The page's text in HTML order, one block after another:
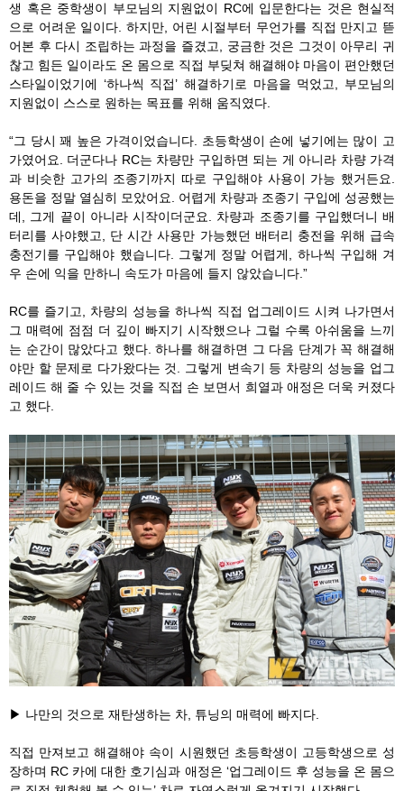
생 혹은 중학생이 부모님의 지원없이 RC에 입문한다는 것은 현실적
으로 어려운 일이다. 하지만, 어린 시절부터 무언가를 직접 만지고 뜯
어본 후 다시 조립하는 과정을 즐겼고, 궁금한 것은 그것이 아무리 귀
찮고 힘든 일이라도 온 몸으로 직접 부딪쳐 해결해야 마음이 편안했던
스타일이었기에 ‘하나씩 직접’ 해결하기로 마음을 먹었고, 부모님의
지원없이 스스로 원하는 목표를 위해 움직였다.
“그 당시 꽤 높은 가격이었습니다. 초등학생이 손에 넣기에는 많이 고
가였어요. 더군다나 RC는 차량만 구입하면 되는 게 아니라 차량 가격
과 비슷한 고가의 조종기까지 따로 구입해야 사용이 가능 했거든요.
용돈을 정말 열심히 모았어요. 어렵게 차량과 조종기 구입에 성공했는
데, 그게 끝이 아니라 시작이더군요. 차량과 조종기를 구입했더니 배
터리를 사야했고, 단 시간 사용만 가능했던 배터리 충전을 위해 급속
충전기를 구입해야 했습니다. 그렇게 정말 어렵게, 하나씩 구입해 겨
우 손에 익을 만하니 속도가 마음에 들지 않았습니다.”
RC를 즐기고, 차량의 성능을 하나씩 직접 업그레이드 시켜 나가면서
그 매력에 점점 더 깊이 빠지기 시작했으나 그럴 수록 아쉬움을 느끼
는 순간이 많았다고 했다. 하나를 해결하면 그 다음 단계가 꼭 해결해
야만 할 문제로 다가왔다는 것. 그렇게 변속기 등 차량의 성능을 업그
레이드 해 줄 수 있는 것을 직접 손 보면서 희열과 애정은 더욱 커졌다
고 했다.
▶ 나만의 것으로 재탄생하는 차, 튜닝의 매력에 빠지다.
직접 만져보고 해결해야 속이 시원했던 초등학생이 고등학생으로 성
장하며 RC 카에 대한 호기심과 애정은 ‘업그레이드 후 성능을 온 몸으